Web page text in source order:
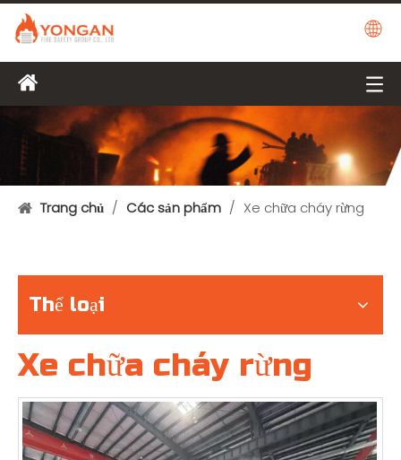
Trang chủ / Các sản phẩm / Xe chữa cháy rừng
Thể loại
Xe chữa cháy rừng